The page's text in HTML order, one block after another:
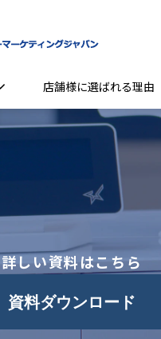
店舗様に選ばれる理由
詳しい資料はこちら
資料ダウンロード